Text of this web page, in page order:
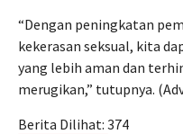
“Dengan peningkatan
kekerasan seksual, kita
yang lebih aman dan
merugikan,” tutupnya.
Berita Dilihat: 374